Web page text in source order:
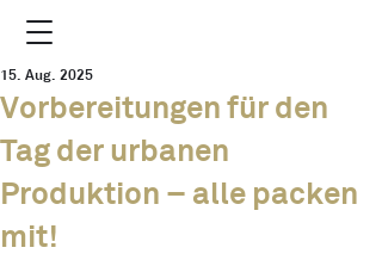
Vorbereitungen für den
Tag der urbanen
Produktion – alle packen
mit!
15. Aug. 2025